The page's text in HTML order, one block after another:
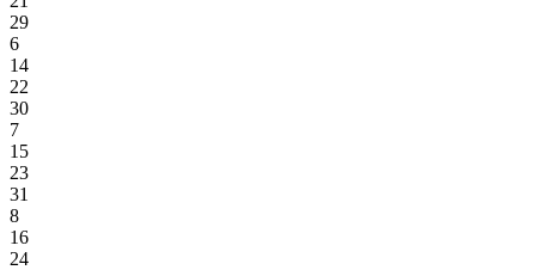
29
6
14
22
30
7
15
23
31
8
16
24